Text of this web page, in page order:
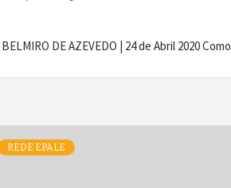
DE AZEVEDO | 24 de Abril 2020 Como
REDE EPALE